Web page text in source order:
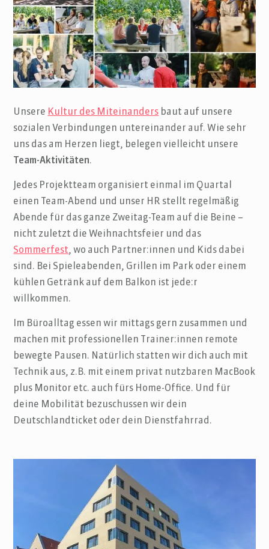
Unsere Kultur des Miteinanders baut auf unsere
sozialen Verbindungen untereinander auf. Wie sehr
uns das am Herzen liegt, belegen vielleicht unsere
Team-Aktivitäten.
Jedes Projektteam organisiert einmal im Quartal
einen Team-Abend und unser HR stellt regelmäßig
Abende für das ganze Zweitag-Team auf die Beine –
nicht zuletzt die Weihnachtsfeier und das
Sommerfest, wo auch Partner:innen und Kids dabei
sind. Bei Spieleabenden, Grillen im Park oder einem
kühlen Getränk auf dem Balkon ist jede:r
willkommen.
Im Büroalltag essen wir mittags gern zusammen und
machen mit professionellen Trainer:innen remote
bewegte Pausen. Natürlich statten wir dich auch mit
Technik aus, z.B. mit einem privat nutzbaren MacBook
plus Monitor etc. auch fürs Home-Office. Und für
deine Mobilität bezuschussen wir dein
Deutschlandticket oder dein Dienstfahrrad.